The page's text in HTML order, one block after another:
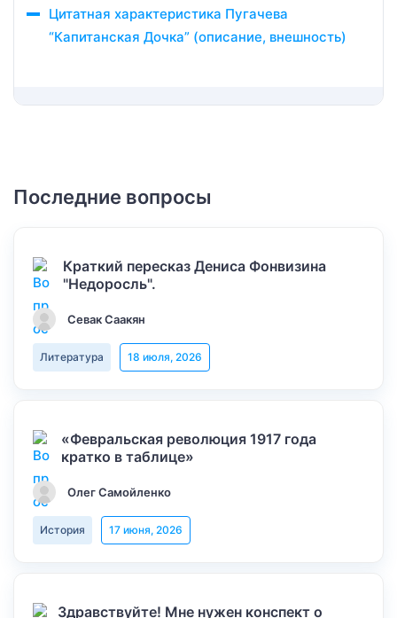
Цитатная характеристика Пугачева
“Капитанская Дочка” (описание, внешность)
Последние вопросы
Краткий пересказ Дениса Фонвизина
"Недоросль".
Севак Саакян
Литература 18 июля, 2026
«Февральская революция 1917 года
кратко в таблице»
Олег Самойленко
История 17 июня, 2026
Здравствуйте! Мне нужен конспект о